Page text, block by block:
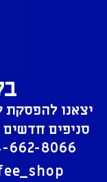
יצאנו להפסקת
סניפים
662-8066